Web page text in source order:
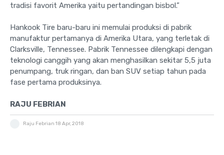
tradisi favorit Amerika yaitu pertandingan bisbol.”
Hankook Tire baru-baru ini memulai produksi di pabrik
manufaktur pertamanya di Amerika Utara, yang terletak di
Clarksville, Tennessee. Pabrik Tennessee dilengkapi dengan
teknologi canggih yang akan menghasilkan sekitar 5,5 juta
penumpang, truk ringan, dan ban SUV setiap tahun pada
fase pertama produksinya.
RAJU FEBRIAN
Raju Febrian 18 Apr, 2018